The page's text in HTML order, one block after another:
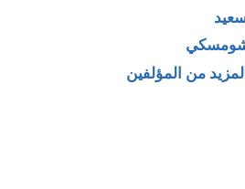
هيصام
من المؤلفين